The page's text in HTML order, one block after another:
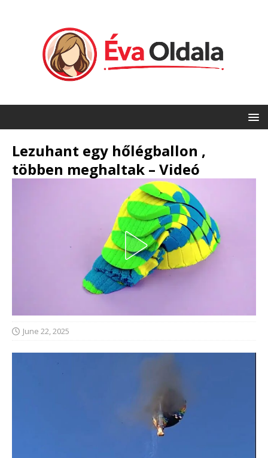
Lezuhant egy hőlégballon ,
többen meghaltak – Videó
June 22, 2025